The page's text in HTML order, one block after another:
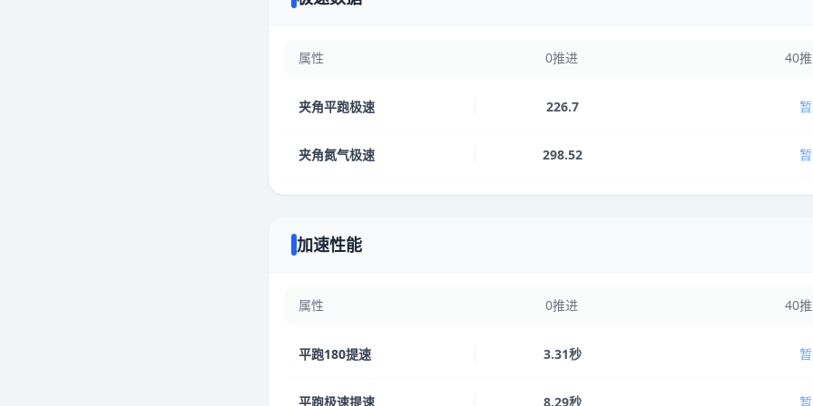
属性 0推进 40
夹角平跑极速 226.7
夹角氮气极速 298.52
加速性能
属性 0推进 40
平跑180提速 3.31秒
平跑极速提速 8.29秒